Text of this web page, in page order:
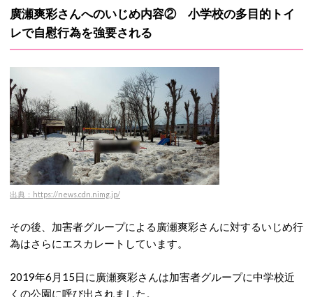
廣瀬爽彩さんへのいじめ内容② 小学校の多目的トイ
レで自慰行為を強要される
出典：https://news.cdn.nimg.jp/
その後、加害者グループによる廣瀬爽彩さんに対するいじめ行
為はさらにエスカレートしています。
2019年6月15日に廣瀬爽彩さんは加害者グループに中学校近
くの公園に呼び出されました。